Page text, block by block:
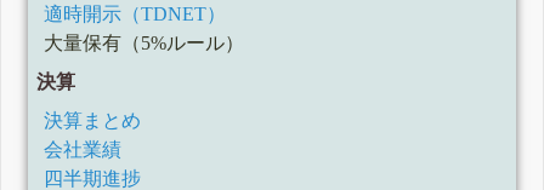
適時開示（TDNET）
大量保有（5%ルール）
決算
決算まとめ
会社業績
四半期進捗